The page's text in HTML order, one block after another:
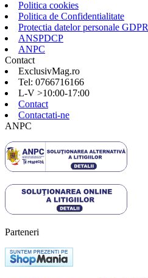
Politica cookies
Politica de Confidentialitate
Protectia datelor personale GDPR
ANSPDCP
ANPC
Contact
ExclusivMag.ro
Tel: 0766716166
L-V >10:00-17:00
Contact
Contactati-ne
ANPC
Parteneri